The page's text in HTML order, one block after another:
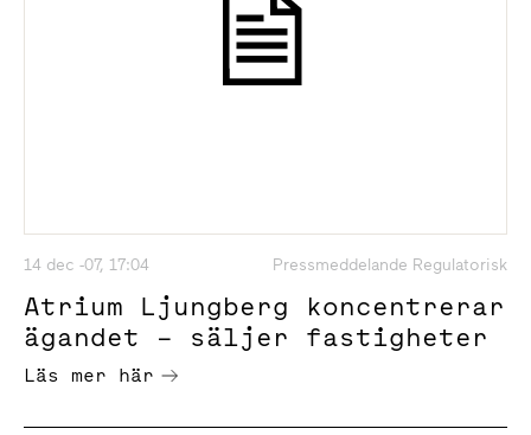
14 dec -07, 17:04 Pressmeddelande Regulatorisk
Atrium Ljungberg koncentrerar
ägandet – säljer fastigheter
Läs mer här